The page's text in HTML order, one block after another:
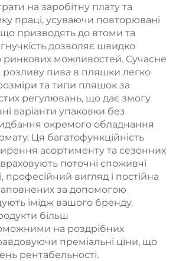
на заробітну плату та
праці, усуваючи повторювані
призводять до втоми та
дозволяє швидко
ринкових можливостей. Сучасне
пива в пляшки легко
та типи пляшок за
регулювань, що дає змогу
варіанти упаковки без
окремого обладнання
Ця багатофункційність
асортименту та сезонних
поточні споживчі
професійний вигляд і постійна
за допомогою
імідж вашого бренду,
більш
на роздрібних
преміальні ціни, що
рентабельності.